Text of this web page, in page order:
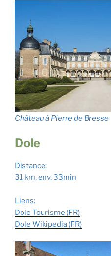
Château à Pierre de Bresse
Dole
Distance:
31 km, env. 33min
Liens:
Dole Tourisme (FR)
Dole Wikipedia (FR)